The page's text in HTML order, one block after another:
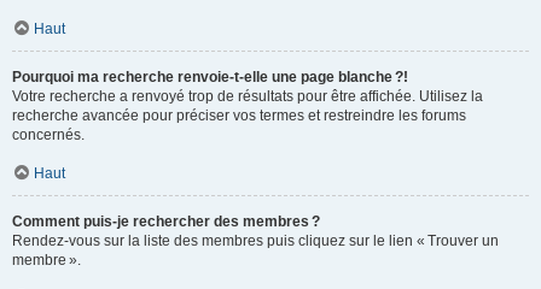
Haut
Pourquoi ma recherche renvoie-t-elle une page blanche ?!
Votre recherche a renvoyé trop de résultats pour être affichée. Utilisez la
recherche avancée pour préciser vos termes et restreindre les forums
concernés.
Haut
Comment puis-je rechercher des membres ?
Rendez-vous sur la liste des membres puis cliquez sur le lien « Trouver un
membre ».